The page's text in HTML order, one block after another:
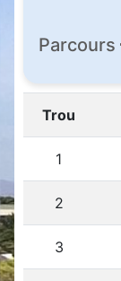
Parcours
Trou
1
2
3